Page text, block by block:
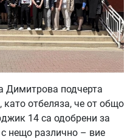
Димитрова подчерта
отбеляза, че от общо
14 са одобрени за
нещо различно – вие